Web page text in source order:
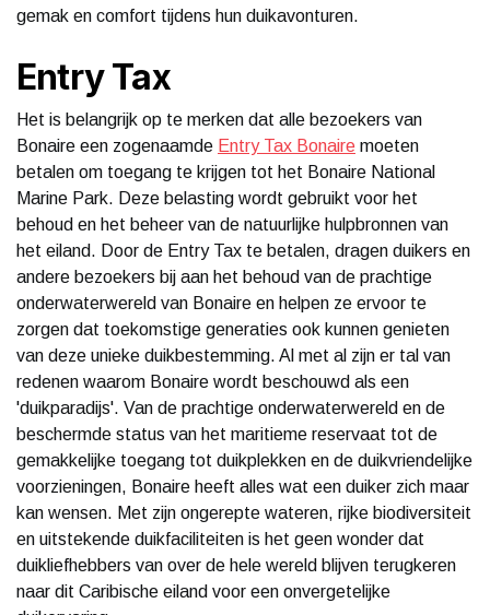
gemak en comfort tijdens hun duikavonturen.
Entry Tax
Het is belangrijk op te merken dat alle bezoekers van
Bonaire een zogenaamde Entry Tax Bonaire moeten
betalen om toegang te krijgen tot het Bonaire National
Marine Park. Deze belasting wordt gebruikt voor het
behoud en het beheer van de natuurlijke hulpbronnen van
het eiland. Door de Entry Tax te betalen, dragen duikers en
andere bezoekers bij aan het behoud van de prachtige
onderwaterwereld van Bonaire en helpen ze ervoor te
zorgen dat toekomstige generaties ook kunnen genieten
van deze unieke duikbestemming. Al met al zijn er tal van
redenen waarom Bonaire wordt beschouwd als een
'duikparadijs'. Van de prachtige onderwaterwereld en de
beschermde status van het maritieme reservaat tot de
gemakkelijke toegang tot duikplekken en de duikvriendelijke
voorzieningen, Bonaire heeft alles wat een duiker zich maar
kan wensen. Met zijn ongerepte wateren, rijke biodiversiteit
en uitstekende duikfaciliteiten is het geen wonder dat
duikliefhebbers van over de hele wereld blijven terugkeren
naar dit Caribische eiland voor een onvergetelijke